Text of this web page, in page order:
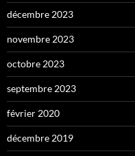
décembre 2023
novembre 2023
octobre 2023
septembre 2023
février 2020
décembre 2019